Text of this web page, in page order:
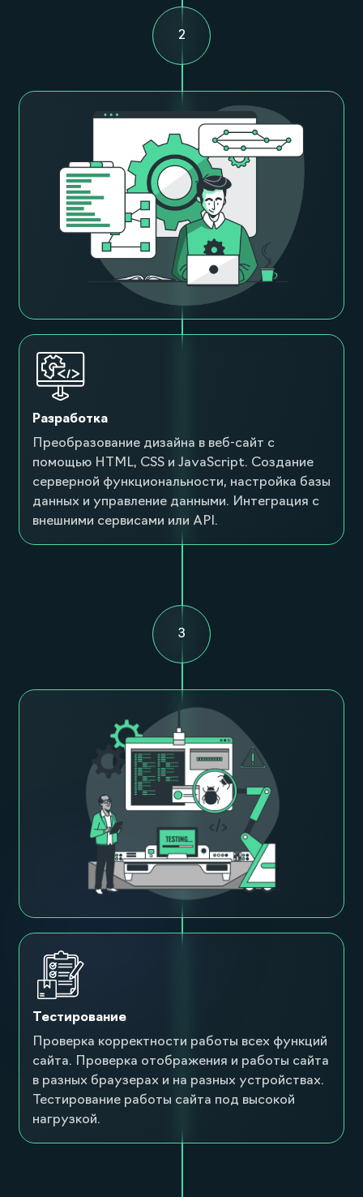
2
Разработка
Преобразование дизайна в веб-сайт с
помощью HTML, CSS и JavaScript. Создание
серверной функциональности, настройка базы
данных и управление данными. Интеграция с
внешними сервисами или API.
3
Тестирование
Проверка корректности работы всех функций
сайта. Проверка отображения и работы сайта
в разных браузерах и на разных устройствах.
Тестирование работы сайта под высокой
нагрузкой.